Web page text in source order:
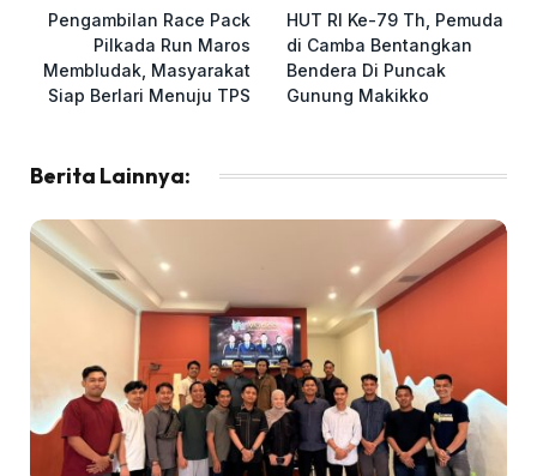
Pengambilan Race Pack
Pilkada Run Maros
Membludak, Masyarakat
Siap Berlari Menuju TPS
HUT RI Ke-79 Th, Pemuda
di Camba Bentangkan
Bendera Di Puncak
Gunung Makikko
Berita Lainnya: